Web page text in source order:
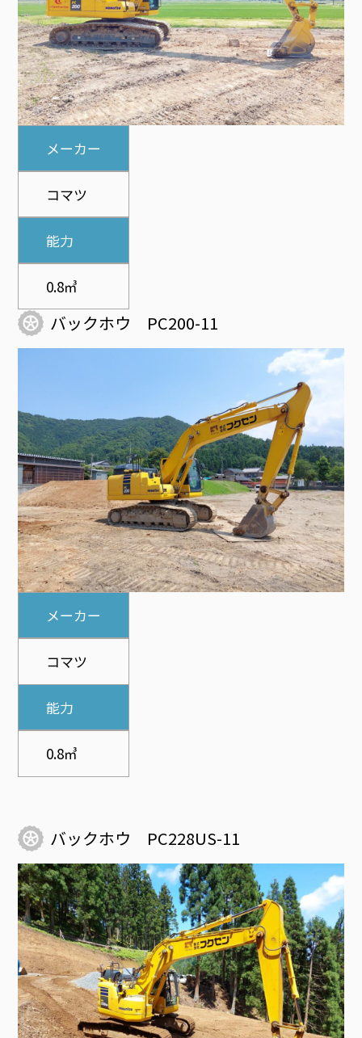
メーカー
コマツ
能力
0.8㎥
バックホウ PC200-11
メーカー
コマツ
能力
0.8㎥
バックホウ PC228US-11